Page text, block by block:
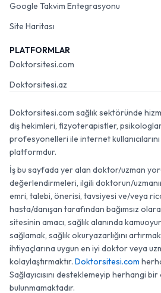
Google Takvim Entegrasyonu
Site Haritası
PLATFORMLAR
Doktorsitesi.com
Doktorsitesi.az
Doktorsitesi.com sağlık sektöründe
diş hekimleri, fizyoterapistler, psikologlar
profesyonelleri ile internet
platformdur.
İş bu sayfada yer alan doktor/uzman
değerlendirmeleri, ilgili doktorun/
emri, talebi, önerisi, tavsiyesi ve/veya
hasta/danışan tarafından bağımsız
sitesinin amacı, sağlık alanında
sağlamak, sağlık okuryazarlığını
ihtiyaçlarına uygun en iyi doktor veya
kolaylaştırmaktır. Doktorsitesi.com
Sağlayıcısını desteklemeyip herhangi
bulunmamaktadır.